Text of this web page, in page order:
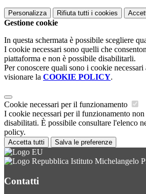
Personalizza Rifiuta tutti i cookies
Gestione cookie
In questa schermata è possibile scegliere
I cookie necessari sono quelli che
piattaforma e non è possibile disabilitarli.
Per conoscere quali sono i cookie
visionare la COOKIE POLICY.
Cookie necessari per il funzionamento
I cookie necessari per il funzionamento non
disabilitati. È possibile consultare l'elenco
policy.
Accetta tutti Salva le preferenze
Istituto Michelangelo
Contatti